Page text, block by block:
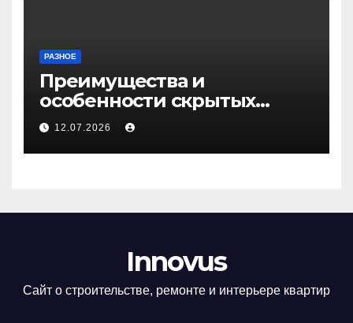
РАЗНОЕ
Преимущества и
особенности скрытых
дверей
12.07.2026
Innovus
Сайт о строительстве, ремонте и интерьере квартир